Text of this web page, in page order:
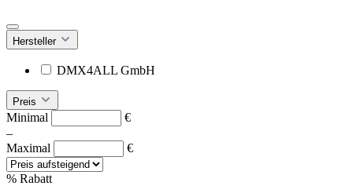
Hersteller
DMX4ALL GmbH
Preis
Minimal
€
–
Maximal
€
% Rabatt